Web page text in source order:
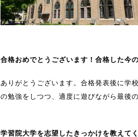
合格おめでとうございます！合格した今
ありがとうございます。合格発表後に学
の勉強をしつつ、適度に遊びながら最後
学習院大学を志望したきっかけを教えてく